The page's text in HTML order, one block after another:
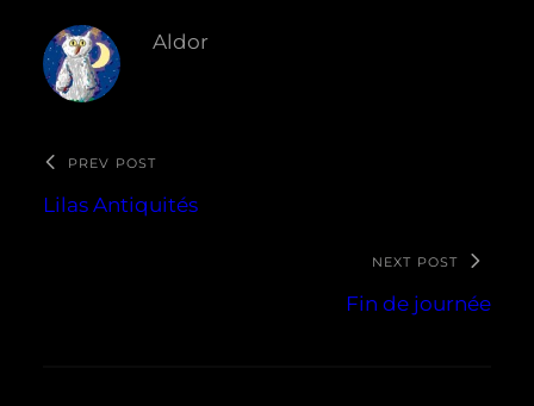
Aldor
PREV POST
Lilas Antiquités
NEXT POST
Fin de journée